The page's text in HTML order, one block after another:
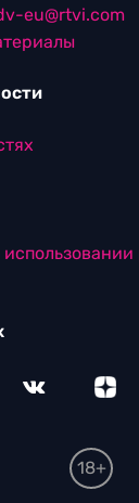
eu@rtvi.com
18+